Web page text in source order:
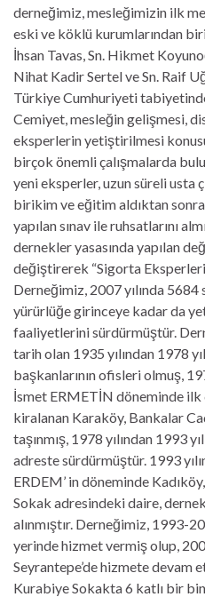
derneğimiz, mesleğimizin ilk
eski ve köklü kurumlarından
İhsan Tavas, Sn. Hikmet
Nihat Kadir Sertel ve Sn. Raif
Türkiye Cumhuriyeti
Cemiyet, mesleğin gelişmesi,
eksperlerin yetiştirilmesi
birçok önemli çalışmalarda
yeni eksperler, uzun süreli usta
birikim ve eğitim aldıktan
yapılan sınav ile ruhsatlarını
dernekler yasasında yapılan
değiştirerek “Sigorta Eksperleri
Derneğimiz, 2007 yılında 5684
yürürlüğe girinceye kadar da
faaliyetlerini sürdürmüştür.
tarih olan 1935 yılından 1978
başkanlarının ofisleri olmuş,
İsmet ERMETİN döneminde
kiralanan Karaköy, Bankalar
taşınmış, 1978 yılından 1993
adreste sürdürmüştür. 1993
ERDEM’ in döneminde
Sokak adresindeki daire,
alınmıştır. Derneğimiz, 1993-
yerinde hizmet vermiş olup,
Seyrantepe’de hizmete devam
Kurabiye Sokakta 6 katlı bir